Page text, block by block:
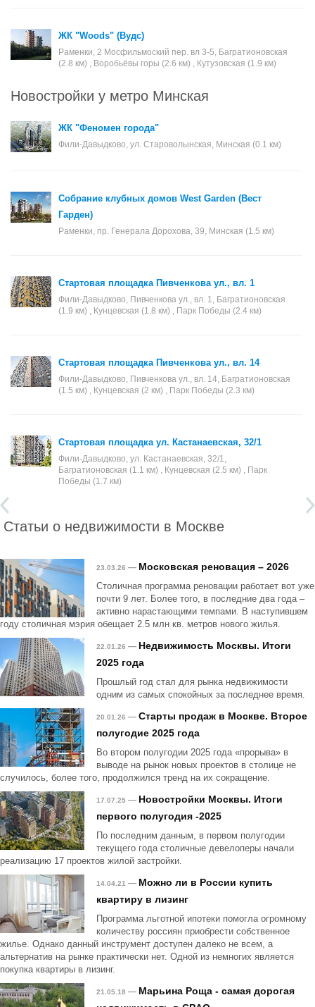
ЖК "Woods" (Вудс)
Раменки, 2 Мосфильмоский пер. вл 3-5, Багратионовская
(2.8 км) , Воробьёвы горы (2.6 км) , Кутузовская (1.9 км)
Новостройки у метро Минская
ЖК "Феномен города"
Фили-Давыдково, ул. Староволынская, Минская (0.1 км)
Собрание клубных домов West Garden (Вест
Гарден)
Раменки, пр. Генерала Дорохова, 39, Минская (1.5 км)
Стартовая площадка Пивченкова ул., вл. 1
Фили-Давыдково, Пивченкова ул., вл. 1, Багратионовская
(1.9 км) , Кунцевская (1.8 км) , Парк Победы (2.4 км)
Стартовая площадка Пивченкова ул., вл. 14
Фили-Давыдково, Пивченкова ул., вл. 14, Багратионовская
(1.5 км) , Кунцевская (2 км) , Парк Победы (2.3 км)
Стартовая площадка ул. Кастанаевская, 32/1
Фили-Давыдково, ул. Кастанаевская, 32/1,
Багратионовская (1.1 км) , Кунцевская (2.5 км) , Парк
Победы (1.7 км)
Статьи о недвижимости в Москве
23.03.26 — Московская реновация – 2026
Столичная программа реновации работает вот уже
почти 9 лет. Более того, в последние два года –
активно нарастающими темпами. В наступившем
году столичная мэрия обещает 2.5 млн кв. метров нового жилья.
22.01.26 — Недвижимость Москвы. Итоги
2025 года
Прошлый год стал для рынка недвижимости
одним из самых спокойных за последнее время.
20.01.26 — Старты продаж в Москве. Второе
полугодие 2025 года
Во втором полугодии 2025 года «прорыва» в
выводе на рынок новых проектов в столице не
случилось, более того, продолжился тренд на их сокращение.
17.07.25 — Новостройки Москвы. Итоги
первого полугодия -2025
По последним данным, в первом полугодии
текущего года столичные девелоперы начали
реализацию 17 проектов жилой застройки.
14.04.21 — Можно ли в России купить
квартиру в лизинг
Программа льготной ипотеки помогла огромному
количеству россиян приобрести собственное
жилье. Однако данный инструмент доступен далеко не всем, а
альтернатив на рынке практически нет. Одной из немногих является
покупка квартиры в лизинг.
21.05.18 — Марьина Роща - самая дорогая